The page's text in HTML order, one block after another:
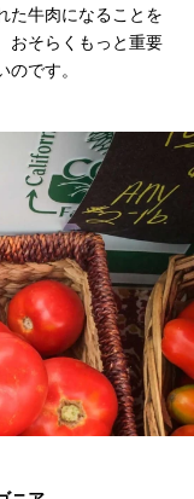
た牛肉になることを
おそらくもっと重要
です。